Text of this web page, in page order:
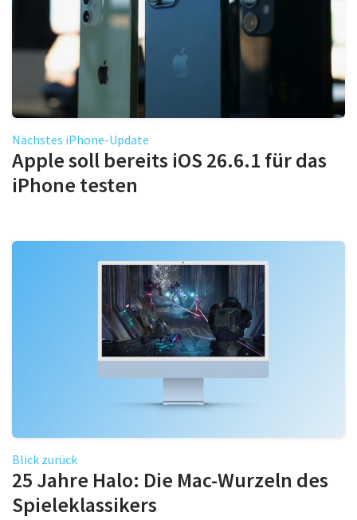
Nächstes iPhone-Update
Apple soll bereits iOS 26.6.1 für das
iPhone testen
Blick zurück
25 Jahre Halo: Die Mac-Wurzeln des
Spieleklassikers